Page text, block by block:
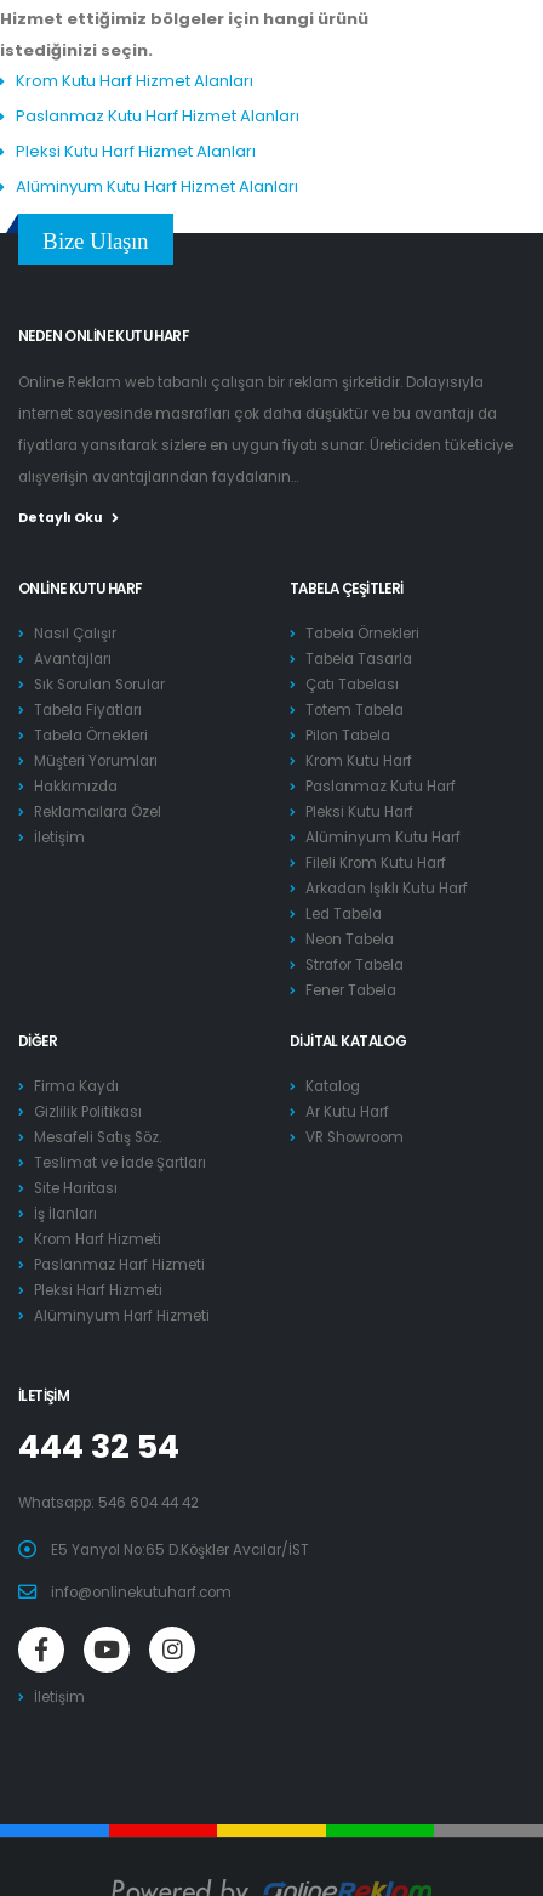
Hizmet ettiğimiz bölgeler için hangi ürünü
istediğinizi seçin.
Krom Kutu Harf Hizmet Alanları
Paslanmaz Kutu Harf Hizmet Alanları
Pleksi Kutu Harf Hizmet Alanları
Alüminyum Kutu Harf Hizmet Alanları
Bize Ulaşın
NEDEN ONLINE KUTU HARF
Online Reklam web tabanlı çalışan bir reklam şirketidir. Dolayısıyla
internet sayesinde masrafları çok daha düşüktür ve bu avantajı da
fiyatlara yansıtarak sizlere en uygun fiyatı sunar. Üreticiden tüketiciye
alışverişin avantajlarından faydalanın...
Detaylı Oku
ONLINE KUTU HARF
Nasıl Çalışır
Avantajları
Sık Sorulan Sorular
Tabela Fiyatları
Tabela Örnekleri
Müşteri Yorumları
Hakkımızda
Reklamcılara Özel
İletişim
TABELA ÇEŞITLERI
Tabela Örnekleri
Tabela Tasarla
Çatı Tabelası
Totem Tabela
Pilon Tabela
Krom Kutu Harf
Paslanmaz Kutu Harf
Pleksi Kutu Harf
Alüminyum Kutu Harf
Fileli Krom Kutu Harf
Arkadan Işıklı Kutu Harf
Led Tabela
Neon Tabela
Strafor Tabela
Fener Tabela
DIĞER
Firma Kaydı
Gizlilik Politikası
Mesafeli Satış Söz.
Teslimat ve İade Şartları
Site Haritası
İş İlanları
Krom Harf Hizmeti
Paslanmaz Harf Hizmeti
Pleksi Harf Hizmeti
Alüminyum Harf Hizmeti
DIJITAL KATALOG
Katalog
Ar Kutu Harf
VR Showroom
İLETIŞIM
444 32 54
Whatsapp: 546 604 44 42
E5 Yanyol No:65 D.Köşkler Avcılar/İST
info@onlinekutuharf.com
İletişim